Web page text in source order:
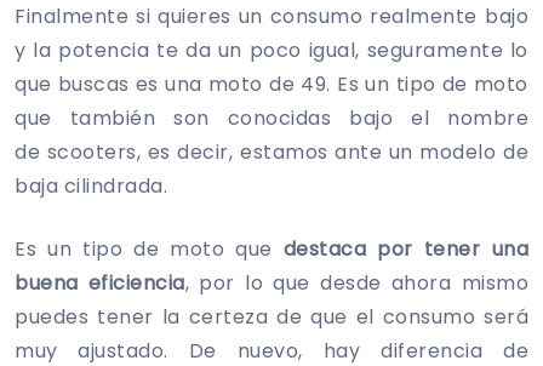
Finalmente si quieres un consumo realmente bajo
y la potencia te da un poco igual, seguramente lo
que buscas es una moto de 49. Es un tipo de moto
que también son conocidas bajo el nombre
de scooters, es decir, estamos ante un modelo de
baja cilindrada.
Es un tipo de moto que destaca por tener una
buena eficiencia, por lo que desde ahora mismo
puedes tener la certeza de que el consumo será
muy ajustado. De nuevo, hay diferencia de